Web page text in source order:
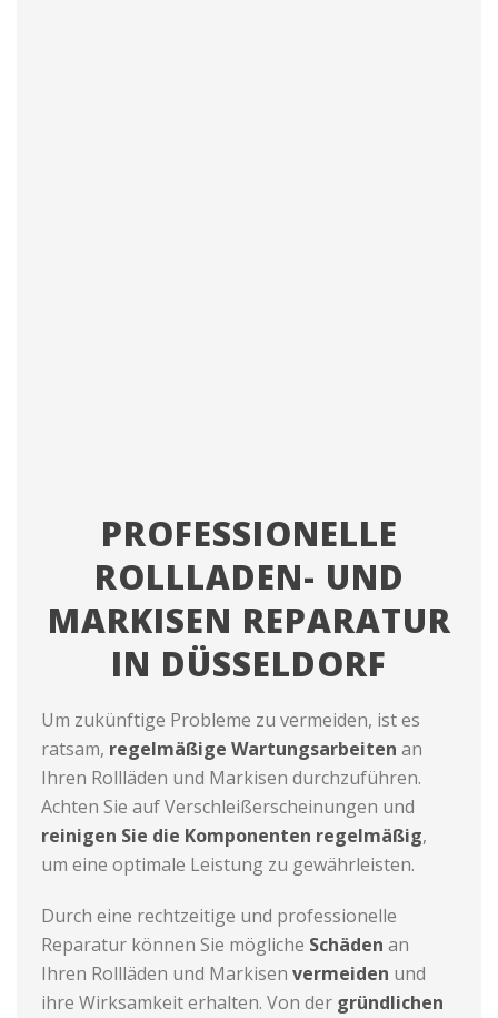
PROFESSIONELLE
ROLLLADEN- UND
MARKISEN REPARATUR
IN DÜSSELDORF
Um zukünftige Probleme zu vermeiden, ist es
ratsam, regelmäßige Wartungsarbeiten an
Ihren Rollläden und Markisen durchzuführen.
Achten Sie auf Verschleißerscheinungen und
reinigen Sie die Komponenten regelmäßig,
um eine optimale Leistung zu gewährleisten.
Durch eine rechtzeitige und professionelle
Reparatur können Sie mögliche Schäden an
Ihren Rollläden und Markisenvermeiden und
ihre Wirksamkeit erhalten. Von der gründlichen